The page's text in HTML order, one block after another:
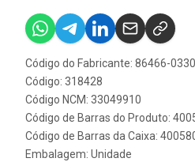
Código do Fabricante: 86466-
Código: 318428
Código NCM: 33049910
Código de Barras do Produto:
Código de Barras da Caixa:
Embalagem: Unidade